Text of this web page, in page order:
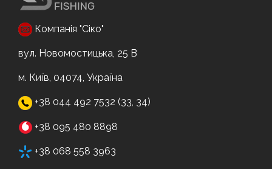
Компанія "Сіко"
вул. Новомостицька, 25 В
м. Київ, 04074, Україна
+38 044 492 7532 (33, 34)
+38 095 480 8898
+38 068 558 3963